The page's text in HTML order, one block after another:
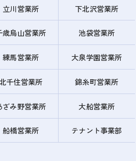
立川営業所 下北沢営業所
歳烏山営業所 池袋営業所
練馬営業所 大泉学園営業所
千住営業所 錦糸町営業所
ざみ野営業所 大船営業所
船橋営業所 テナント事業部